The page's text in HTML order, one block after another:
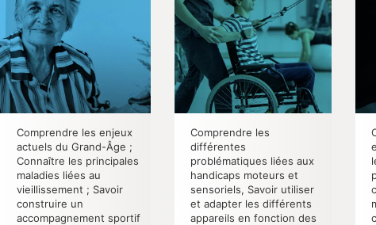
Comprendre les enjeux
actuels du Grand-Âge ;
Connaître les principales
maladies liées au
vieillissement ; Savoir
construire un
accompagnement sportif
Comprendre les
différentes
problématiques liées aux
handicaps moteurs et
sensoriels, Savoir utiliser
et adapter les différents
appareils en fonction des